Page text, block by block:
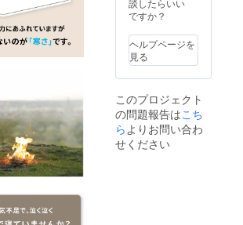
ルバッ
の出力
をご確
認くだ
さい。
談したらいい
ですか？
ヘルプページを
見る
このプロジェクト
の問題報告はこち
らよりお問い合わ
せください